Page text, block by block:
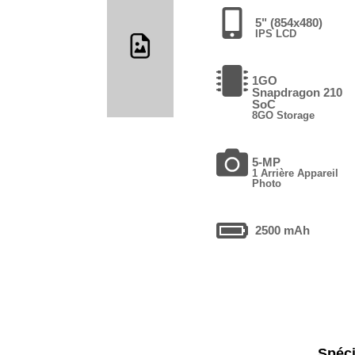
5" (854x480)
IPS LCD
1GO
Snapdragon 210
SoC
8GO Storage
5-MP
1 Arrière Appareil
Photo
2500 mAh